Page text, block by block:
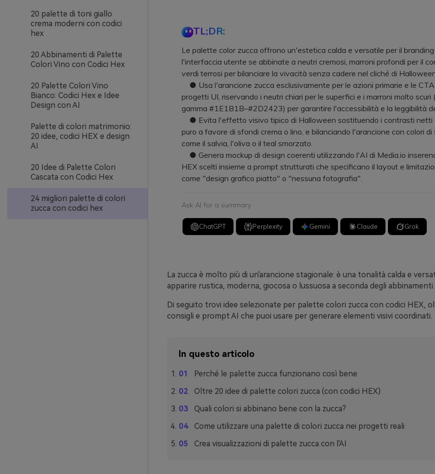
20 palette di toni giallo
crema moderni con codici
hex
20 Abbinamenti di Palette
Colori Vino con Codici Hex
20 Palette Colori Vino
Bianco: Codici Hex e Idee
Design con AI
Palette di colori matrimonio:
20 idee, codici HEX e design
AI
20 Idee di Palette Colori
Cascata con Codici Hex
24 migliori palette di colori
zucca con codici hex
TL;DR:
Le palette color zucca offrono un'estetica calda e versatile per il
l'interfaccia utente se abbinate a neutri cremosi, marroni profondi per il
verdi terrosi per bilanciare la vivacità senza cadere nel cliché di
● Usa l'arancione zucca esclusivamente per le azioni primarie e le
progetti UI, riservando i neutri chiari per le superfici e i marroni molto scuri
gamma #1E1B1B–#2D2423) per garantire l'accessibilità e la leggibilità
● Evita l'effetto visivo tipico di Halloween sostituendo i contrasti netti
puro a favore di sfondi crema o lino, e bilanciando l'arancione con colori
come il salvia, l'oliva o il teal smorzato.
● Genera mockup di design coerenti utilizzando l'AI di Media.io
HEX scelti insieme a prompt strutturati che specificano il layout e
come "design grafico piatto" o "nessuna fotografia".
Ask AI for a summary
ChatGPT Perplexity Gemini Claude Grok
La zucca è molto più di un'arancione stagionale: è una tonalità calda e
apparire rustica, moderna, giocosa o lussuosa a seconda degli abbinamenti.
Di seguito trovi idee selezionate per palette colori zucca con codici HEX,
consigli e prompt AI che puoi usare per generare elementi visivi coordinati.
In questo articolo
Perché le palette zucca funzionano così bene
Oltre 20 idee di palette colori zucca (con codici HEX)
Quali colori si abbinano bene con la zucca?
Come utilizzare una palette di colori zucca nei progetti reali
Crea visualizzazioni di palette zucca con l'AI